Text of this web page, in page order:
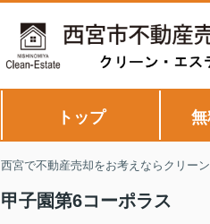
トップ
西宮で不動産売却をお考えならクリー
甲子園第6コーポラス